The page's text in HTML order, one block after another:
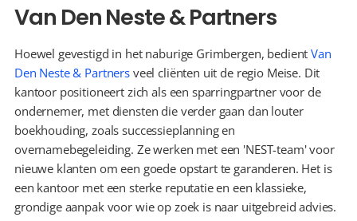
Van Den Neste & Partners
Hoewel gevestigd in het naburige Grimbergen, bedient Van
Den Neste & Partners veel cliënten uit de regio Meise. Dit
kantoor positioneert zich als een sparringpartner voor de
ondernemer, met diensten die verder gaan dan louter
boekhouding, zoals successieplanning en
overnamebegeleiding. Ze werken met een 'NEST-team' voor
nieuwe klanten om een goede opstart te garanderen. Het is
een kantoor met een sterke reputatie en een klassieke,
grondige aanpak voor wie op zoek is naar uitgebreid advies.